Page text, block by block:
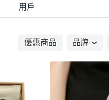
用戶
優惠商品 品牌